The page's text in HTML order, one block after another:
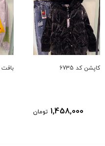
کاپشن کد 6735
1,458,000 تومان
بافت کد